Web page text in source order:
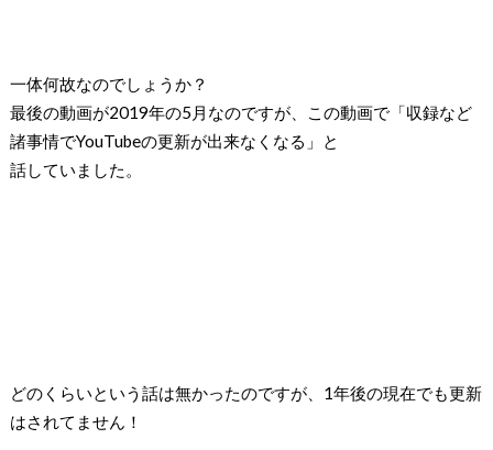
一体何故なのでしょうか？
最後の動画が2019年の5月なのですが、この動画で「収録など
諸事情でYouTubeの更新が出来なくなる」と
話していました。
どのくらいという話は無かったのですが、1年後の現在でも更新
はされてません！